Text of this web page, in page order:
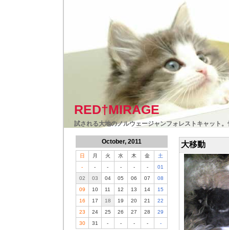
RED†MIRAGE
試される大地のノルウェージャンフォレストキャット
October, 2011
日 月 火 水 木 金
土
-
- - - - -
01
02
03 04 05 06 07
08
09
10 11 12 13 14
15
16
17 18 19 20 21
22
23
24 25 26 27 28
29
30
31 - - - - -
大移動